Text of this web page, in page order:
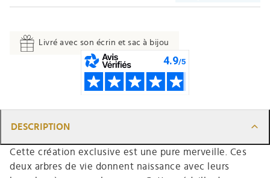
Livré avec son écrin et sac à bijou
DESCRIPTION
Cette création exclusive est une pure merveille. Ces
deux arbres de vie donnent naissance avec leurs